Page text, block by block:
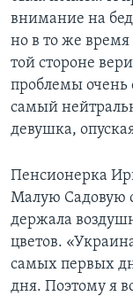
внимание на
но в то же
той стороне
проблемы очень
самый
девушка,
Пенсионерка
Малую Садовую
держала
цветов.
самых первых
дня. Поэтому я